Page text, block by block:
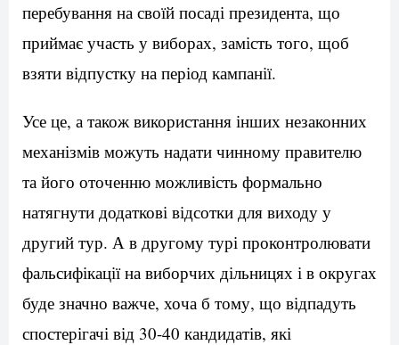
перебування на своїй посаді президента, що
приймає участь у виборах, замість того, щоб
взяти відпустку на період кампанії.
Усе це, а також використання інших незаконних
механізмів можуть надати чинному правителю
та його оточенню можливість формально
натягнути додаткові відсотки для виходу у
другий тур. А в другому турі проконтролювати
фальсифікації на виборчих дільницях і в округах
буде значно важче, хоча б тому, що відпадуть
спостерігачі від 30-40 кандидатів, які